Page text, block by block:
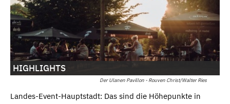
Der Ulanen Pavillon - Rouven Christ/Walter Ries
HIGHLIGHTS
Landes-Event-Hauptstadt: Das sind die Höhepunkte in